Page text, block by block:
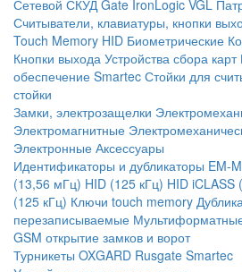
Сетевой СКУД Gate IronLogic VGL
Считыватели, клавиатуры, кнопки
Touch Memory HID Биометрические
Кнопки выхода Устройства сбора карт
обеспечение Smartec Стойки для
стойки
Замки, электрозащелки
Электромагнитные
Электронные Аксессуары
Идентификаторы и дубликаторы EM-
(13,56 мГц) HID (125 кГц) HID iCLASS
(125 кГц) Ключи touch memory
перезаписываемые
GSM открытие замков и ворот
Турникеты OXGARD Rusgate Smartec